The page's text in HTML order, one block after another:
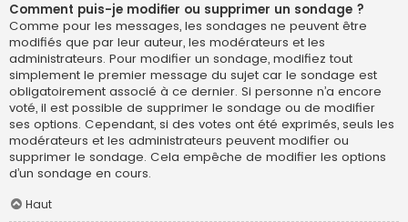
Comment puis-je modifier ou supprimer un sondage ?
Comme pour les messages, les sondages ne peuvent être
modifiés que par leur auteur, les modérateurs et les
administrateurs. Pour modifier un sondage, modifiez tout
simplement le premier message du sujet car le sondage est
obligatoirement associé à ce dernier. Si personne n’a encore
voté, il est possible de supprimer le sondage ou de modifier
ses options. Cependant, si des votes ont été exprimés, seuls les
modérateurs et les administrateurs peuvent modifier ou
supprimer le sondage. Cela empêche de modifier les options
d’un sondage en cours.
Haut